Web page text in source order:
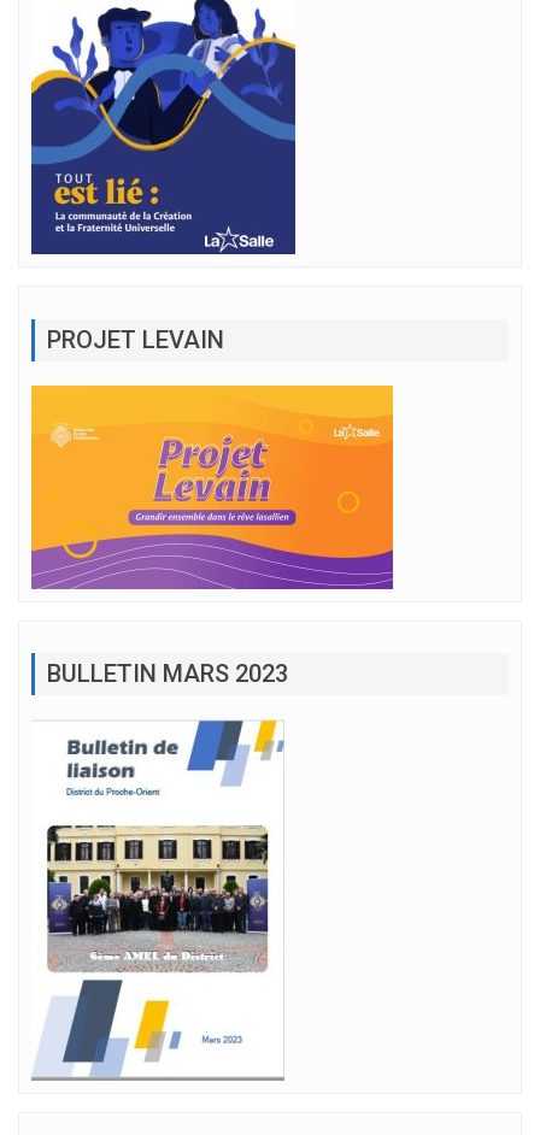
PROJET LEVAIN
BULLETIN MARS 2023